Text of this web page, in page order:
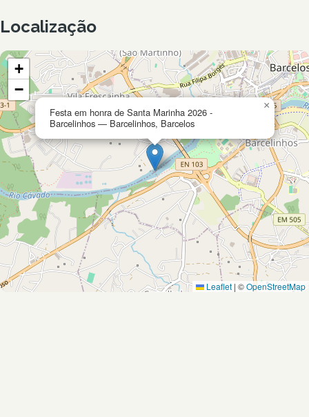
Localização
Festa em honra de Santa Marinha 2026 -
Barcelinhos — Barcelinhos, Barcelos
×
+
−
Leaflet | ©OpenStreetMap